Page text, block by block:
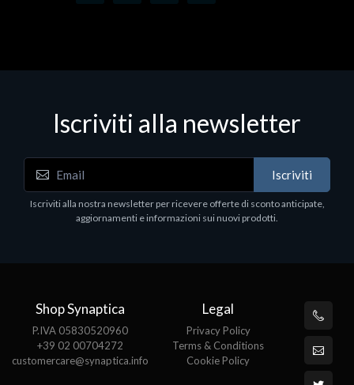
Iscriviti alla newsletter
Iscriviti
Iscriviti alla nostra newsletter per ricevere offerte di sconto anticipate,
aggiornamenti e informazioni sui nuovi prodotti.
Shop Synaptica
P.IVA 05830520960
+39 02 00704272
customercare@synaptica.info
Legal
Privacy Policy
Terms & Conditions
Cookie Policy